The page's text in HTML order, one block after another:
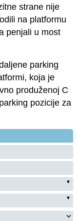
strane nije
na platformu
penjali u most
parking
koja je
produženoj C
pozicije za